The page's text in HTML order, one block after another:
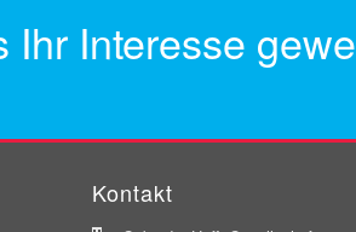
Ihr Interesse
Kontakt